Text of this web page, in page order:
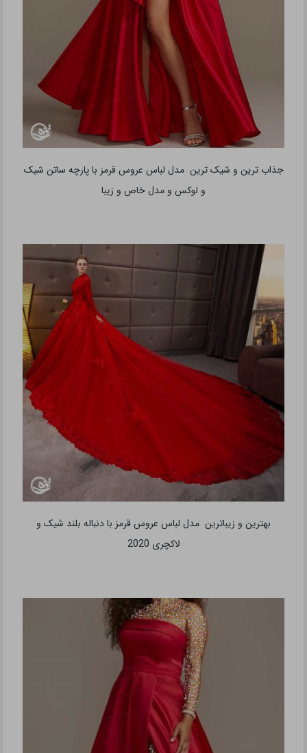
جذاب ترین و شیک ترین مدل لباس عروس قرمز با پارچه ساتن شیک
و لوکس و مدل خاص و زیبا
بهترین و زیباترین مدل لباس عروس قرمز با دنباله بلند شیک و
لاکچری 2020